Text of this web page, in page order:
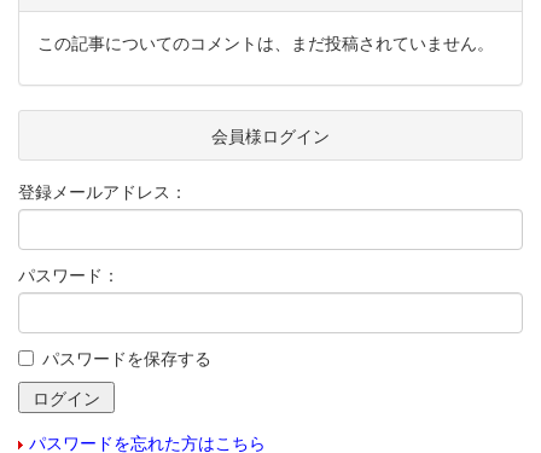
この記事についてのコメントは、まだ投稿されていません。
会員様ログイン
登録メールアドレス：
パスワード：
パスワードを保存する
パスワードを忘れた方はこちら